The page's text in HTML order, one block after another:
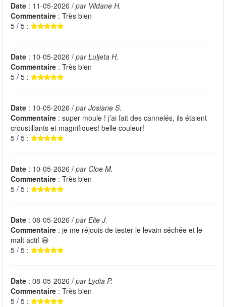
Date : 11-05-2026 / par Vildane H.
Commentaire : Très bien
5 / 5 :
Date : 10-05-2026 / par Luljeta H.
Commentaire : Très bien
5 / 5 :
Date : 10-05-2026 / par Josiane S.
Commentaire : super moule ! j’ai fait des cannelés, ils étaient
croustillants et magnifiques! belle couleur!
5 / 5 :
Date : 10-05-2026 / par Cloe M.
Commentaire : Très bien
5 / 5 :
Date : 08-05-2026 / par Elie J.
Commentaire : je me réjouis de tester le levain séchée et le
malt actif 😃
5 / 5 :
Date : 08-05-2026 / par Lydia P.
Commentaire : Très bien
5 / 5 :